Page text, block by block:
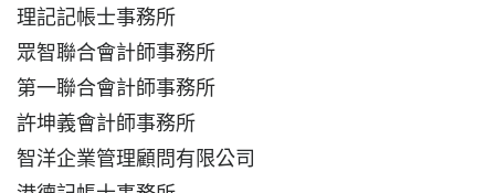
理記記帳士事務所
眾智聯合會計師事務所
第一聯合會計師事務所
許坤義會計師事務所
智洋企業管理顧問有限公司